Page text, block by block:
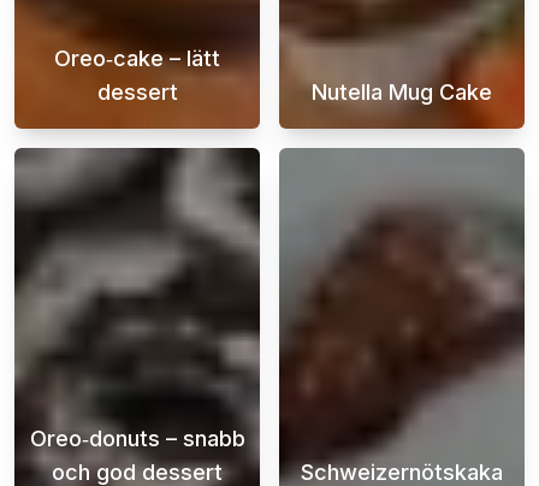
Oreo‑cake – lätt
dessert
Oreo-kaka är en läcker och lättlagad
Nutella Mug Cake
Nutella Mug
Oreo‑donuts – snabb
och god dessert
Schweizernötskaka